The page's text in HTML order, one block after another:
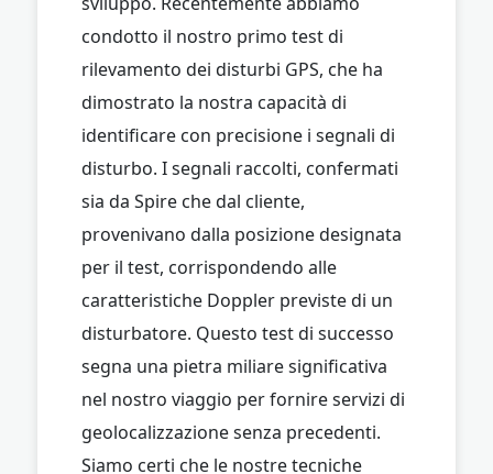
condotto il nostro primo test di
rilevamento dei disturbi GPS, che ha
dimostrato la nostra capacità di
identificare con precisione i segnali di
disturbo. I segnali raccolti, confermati
sia da Spire che dal cliente,
provenivano dalla posizione designata
per il test, corrispondendo alle
caratteristiche Doppler previste di un
disturbatore. Questo test di successo
segna una pietra miliare significativa
nel nostro viaggio per fornire servizi di
geolocalizzazione senza precedenti.
Siamo certi che le nostre tecniche